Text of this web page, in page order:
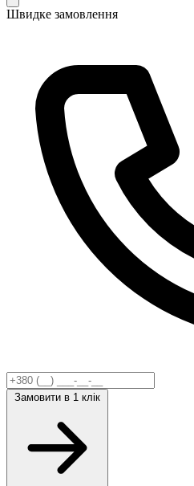
Швидке замовлення
Замовити в 1 клік